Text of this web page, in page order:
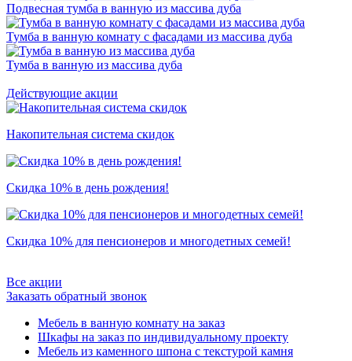
Подвесная тумба в ванную из массива дуба
Тумба в ванную комнату с фасадами из массива дуба
Тумба в ванную из массива дуба
Действующие акции
Накопительная система скидок
Скидка 10% в день рождения!
Скидка 10% для пенсионеров и многодетных семей!
Все акции
Заказать обратный звонок
Мебель в ванную комнату на заказ
Шкафы на заказ по индивидуальному проекту
Мебель из каменного шпона с текстурой камня